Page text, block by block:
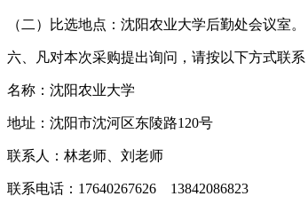
（二）比选地点：沈阳农业大学后勤处会议室。
六、凡对本次采购提出询问，请按以下方式联系
名称：沈阳农业大学
地址：沈阳市沈河区东陵路120号
联系人：林老师、刘老师
联系电话：17640267626 13842086823